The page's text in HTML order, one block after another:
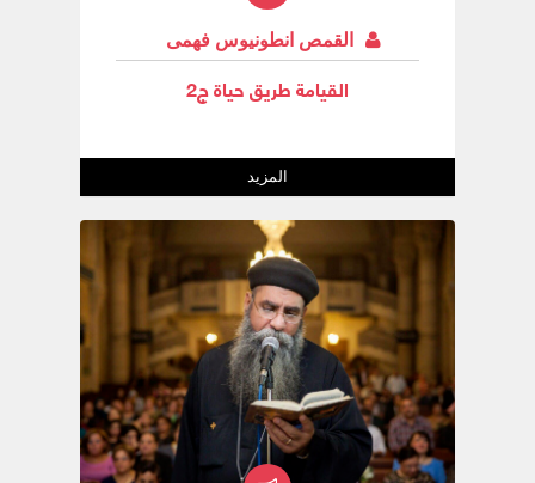
لأهْلَك ** كَأنَّ مَنْ يَتَزَوَج يَهْلَك وَفِي قِصِّة أبُو
مَقَار أرْغَمُوه عَلَى الزَّوَاج فَطَلَبَ مِنْ زَوْجَتُه أنْ
يَذْهَبْ فِي خِلْوَة وَيَقُول السِنِكْسَار أنَّهُ ** صَلَّى
فَعِنْدَمَا يَسْمَع الأوْلاَدٌ هذَا الكَلاَم يَعْتَقِدُوا أنَّ
الخِدْمَة فَأقَامُوا إِجْتِمَاع صَلاَة لِكَيْ يَعْدِل عَنْ
رَأيُه فِي الخُطُوبَة لِرَغْبَتِهِمْ فِي ذِهَابُه لِلدِير
فَأخَذُوا يُصَلُّوا مِنْ قُلُوبِهِمْ لِكَيْ لاَ يَهْلَك أمِين
خِدْمَتِهِمْ بِسَبَبْ الزَّوَاج وَهذَا الفِكْر نَاتِج عَنْ عَدَم
إِبْرَاز الكَثِير مِنْ كَرَامِة هذَا السِّر وَعَدَم إِبْرَاز
قِدِّيسِينْ عِلْمَانِيِينْ بِالقَدْر الكَافِي فِي الكِنِيسَة
أبُونَا لُوقَا سِيدَارُوس (( كَاهِن كِنِيسِة مَارِجِرْجِس
بِسْبُورْتِنْج )) لَهُ سِلْسِلِة كُتُبْ ** رَائِحَة الْمَسِيح
الذَّكِيَّة فِي حَيَاة أبْرَار مُعَاصِرِينْ ** وَمُعْظَمْهُمْ
عَنْ نَاس مُتَزَوِجِينْ فَمَعْرِفِة الشَّخْص بِكَرَامِة
هذَا السِّر وَقَدَاسَتِهِ وَنَقَاوَتِهِ هَام لِحَيَاتُه لِنَرَى
كَيْفَ تُقَدِّس الكِنِيسَة هذَا السِّر :-
القمص انطونيوس فهمى
القيامة طريق حياة ج2
المزيد